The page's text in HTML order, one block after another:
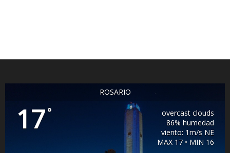
ROSARIO
17°
overcast clouds
86% humedad
viento: 1m/s NE
MAX 17 • MIN 16